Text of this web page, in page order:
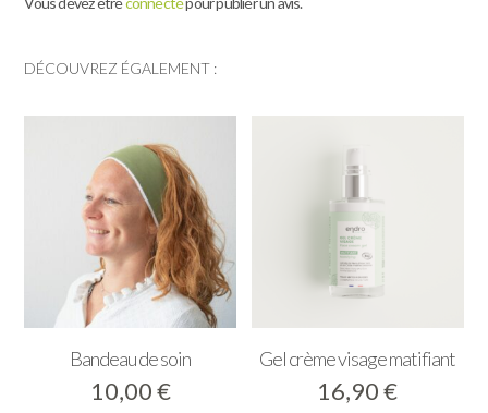
DÉCOUVREZ ÉGALEMENT :
Bandeau de soin
10,00€
Gel crème visage matifiant
16,90€